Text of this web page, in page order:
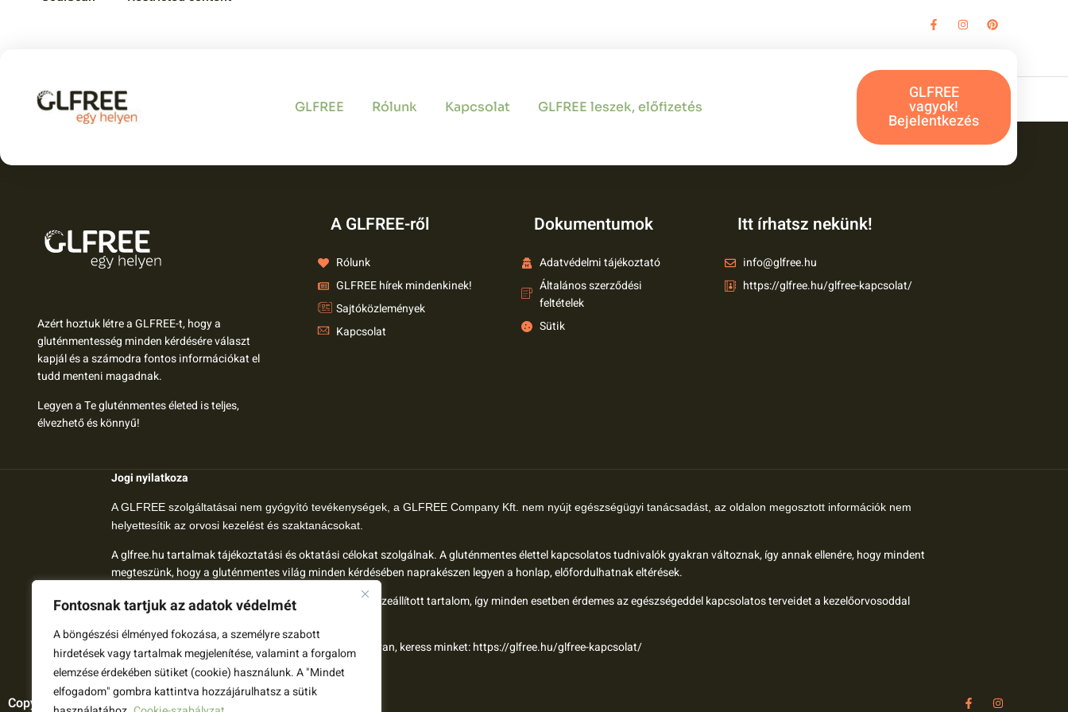
Fontosnak tartjuk az adatok védelmét
A böngészési élményed fokozása, a személyre szabott
hirdetések vagy tartalmak megjelenítése, valamint a forgalom
elemzése érdekében sütiket (cookie) használunk. A "Mindet
elfogadom" gombra kattintva hozzájárulhatsz a sütik
GLFREE Rólunk Kapcsolat GLFREE leszek, előfizetés
GLFREE
vagyok!
Bejelentkezés
Veganeeta Home
Azért hoztuk létre a GLFREE-t, hogy a
gluténmentesség minden kérdésére választ
kapjál és a számodra fontos információkat el
tudd menteni magadnak.
Legyen a Te gluténmentes életed is teljes,
élvezhető és könnyű!
A GLFREE-ről
Rólunk
GLFREE hírek mindenkinek!
Sajtóközlemények
Kapcsolat
Dokumentumok
Adatvédelmi tájékoztató
Általános szerződési
feltételek
Sütik
Itt írhatsz nekünk!
info@glfree.hu
https://glfree.hu/glfree-kapcsolat/
Jogi nyilatkoza
A GLFREE szolgáltatásai nem gyógyító tevékenységek, a GLFREE Company Kft. nem nyújt egészségügyi tanácsadást, az oldalon megosztott információk nem
helyettesítik az orvosi kezelést és szaktanácsokat.
A glfree.hu tartalmak tájékoztatási és oktatási célokat szolgálnak. A gluténmentes élettel kapcsolatos tudnivalók gyakran változnak, így annak ellenére, hogy mindent
megteszünk, hogy a gluténmentes világ minden kérdésében naprakészen legyen a honlap, előfordulhatnak eltérések.
A glfree.hu-n megjelenő tartalom nem orvosok által összeállított tartalom, így minden esetben érdemes az egészségeddel kapcsolatos terveidet a kezelőorvosoddal
megbeszélni.
Amennyiben bármelyik témához további információd van, keress minket:https://glfree.hu/glfree-kapcsolat/
Copyright ©2026 GLFREE COMPANY KFT.